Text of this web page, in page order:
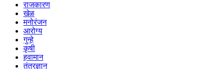
राजकारण
खेळ
मनोरंजन
आरोग्य
गुन्हे
कृषी
हवामान
तंत्रज्ञान